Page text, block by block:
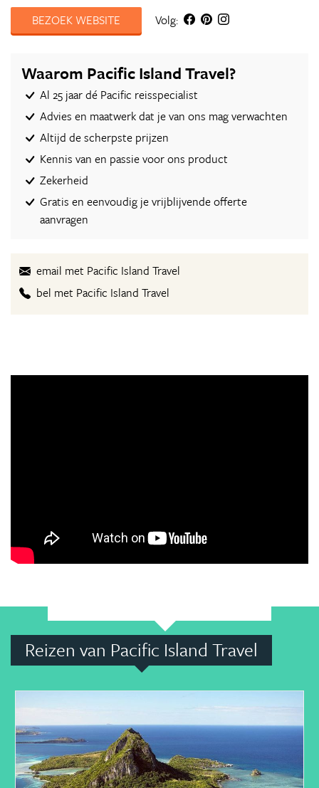
BEZOEK WEBSITE
Volg:
Waarom Pacific Island Travel?
Al 25 jaar dé Pacific reisspecialist
Advies en maatwerk dat je van ons mag verwachten
Altijd de scherpste prijzen
Kennis van en passie voor ons product
Zekerheid
Gratis en eenvoudig je vrijblijvende offerte
aanvragen
email met Pacific Island Travel
bel met Pacific Island Travel
Reizen van Pacific Island Travel